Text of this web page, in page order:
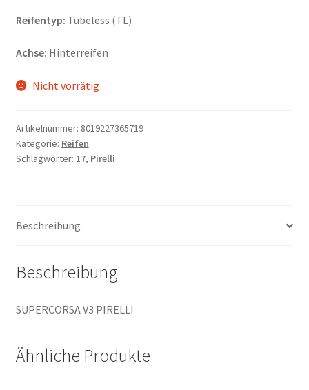
Reifentyp: Tubeless (TL)
Achse: Hinterreifen
Nicht vorrätig
Artikelnummer: 8019227365719
Kategorie: Reifen
Schlagwörter: 17, Pirelli
Beschreibung
Beschreibung
SUPERCORSA V3 PIRELLI
Ähnliche Produkte